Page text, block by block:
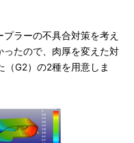
ラーの不具合対策を考え
ったので、肉厚を変えた対
（G2）の2種を用意しま